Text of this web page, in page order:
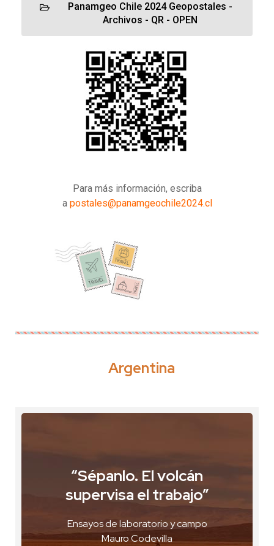
Panamgeo Chile 2024 Geopostales -
Archivos - QR - OPEN
Para más información, escriba
a postales@panamgeochile2024.cl
Argentina
“Sépanlo. El volcán
supervisa el trabajo”
Ensayos de laboratorio y campo
Mauro Codevilla
Cercano a volcán de Carachi Pampa,
Catamarca, Argentina
VER GEOPOSTAL